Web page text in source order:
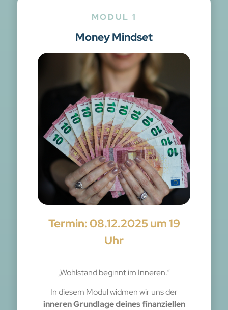
MODUL 1
Money Mindset
Termin: 08.12.2025um 19
Uhr
„Wohlstand beginnt im Inneren.“
In diesem Modul widmen wir uns der
inneren Grundlage deines finanziellen